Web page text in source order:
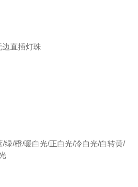
边直插灯珠
绿/橙/暖白光/正白光/冷白光/白转黄/